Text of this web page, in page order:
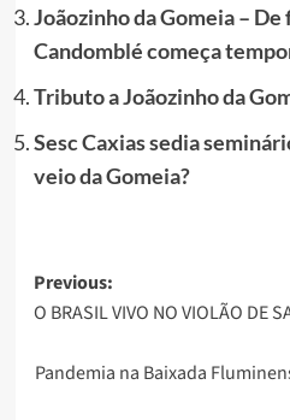
Joãozinho da Gomeia –
Candomblé começa
Tributo a Joãozinho da
Sesc Caxias sedia
veio da Gomeia?
Post
navigation
Previous:
O BRASIL VIVO NO VIOLÃO DE
Pandemia na Baixada